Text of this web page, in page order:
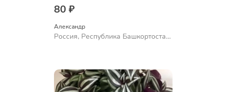
80 ₽
Александр
Россия, Республика Башкортостан,